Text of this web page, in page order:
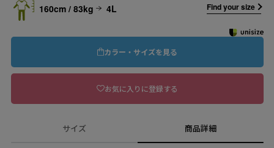
160cm / 83kg 4L Find your size
カラー・サイズを見る
お気に入りに登録する
サイズ 商品詳細